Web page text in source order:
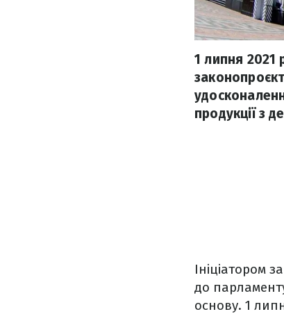
1 липня 2021
продукції з
Ініціатором
до
основу. 1